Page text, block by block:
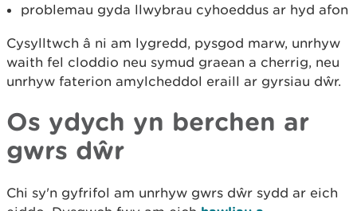
problemau gyda llwybrau cyhoeddus ar hyd afon
Cysylltwch â ni am lygredd, pysgod marw, unrhyw
waith fel cloddio neu symud graean a cherrig, neu
unrhyw faterion amylcheddol eraill ar gyrsiau dŵr.
Os ydych yn berchen ar
gwrs dŵr
Chi sy'n gyfrifol am unrhyw gwrs dŵr sydd ar eich